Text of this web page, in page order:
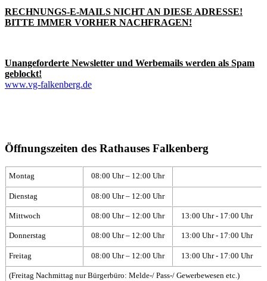
RECHNUNGS-E-MAILS NICHT AN DIESE ADRESSE!
BITTE IMMER VORHER NACHFRAGEN!
Unangeforderte Newsletter und Werbemails werden als Spam
geblockt!
www.vg-falkenberg.de
Öffnungszeiten des Rathauses Falkenberg
Montag 08:00 Uhr – 12:00 Uhr
Dienstag 08:00 Uhr – 12:00 Uhr
Mittwoch 08:00 Uhr – 12:00 Uhr 13:00 Uhr - 17:00 Uhr
Donnerstag 08:00 Uhr – 12:00 Uhr 13:00 Uhr - 17:00 Uhr
Freitag 08:00 Uhr – 12:00 Uhr 13:00 Uhr - 17:00 Uhr
(Freitag Nachmittag nur Bürgerbüro: Melde-/ Pass-/ Gewerbewesen etc.)